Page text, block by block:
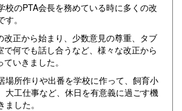
校のPTA会長を務めている時に多くの改
。
改正から始まり、少数意見の尊重、タブ
で何でも話し合うなど、様々な改正から
いきました。
場所作りや出番を学校に作って、飼育小
大工仕事など、休日を有意義に過ごす機
した。